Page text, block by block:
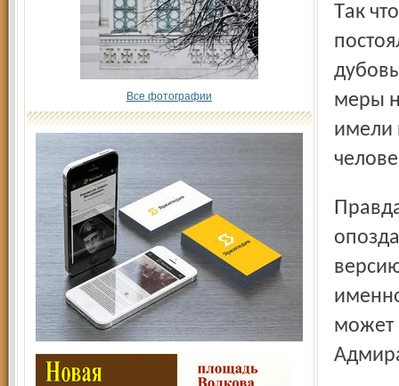
Все фотографии
Так что поражённые путешественники только молча
меры
имели
Правда, хозяин дома всё-таки испугался – понял с
может